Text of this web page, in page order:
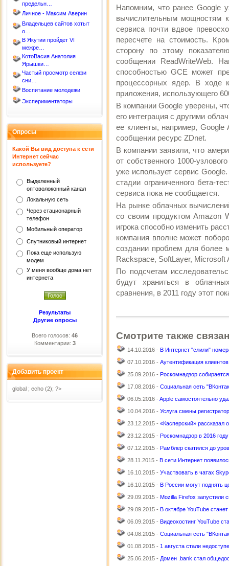
предельн…
Личное - Максим Аверин
Владельцев сайтов хотыт
о…
В Якутии пройдет VI
межре…
КотоВасия Анатолия
Ярышки…
Частый просмотр селфи
сни…
Воспитание молодежи
Экспериментаторы
Опросы
Какой Вы вид доступа к сети
Интернет сейчас
используете?
Выделенный
оптоволоконный канал
Локальную сеть
Через стационарный
телефон
Мобильный оператор
Спутниковый интернет
Пока еще использую
модем
У меня вообще дома нет
интернета
Результаты
Другие опросы
Всего голосов: 46
Комментарии: 3
Добавить проект
global ; echo (2); ?>
Напомним, что ранее Google
вычислительным мощностям
сервиса почти вдвое
пересчете на стоимость.
сторону по этому
сообщении ReadWriteWeb.
способностью GCE может
процессорных ядер. В ходе
приложения, использующего
В компании Google уверены,
его интеграция с другими
ее клиенты, например, Google
сообщении ресурс ZDnet.
В компании заявили, что
от собственного 1000-
уже использует сервис
стадии ограниченного бета-
сервиса пока не сообщается.
На рынке облачных
со своим продуктом Amazon
игрока способно изменить
компания вполне может
создании проблем для более
Rackspace, SoftLayer, Microsoft
По подсчетам
будут храниться в
сравнения, в 2011 году этот
Смотрите также
14.10.2016 - В Интернет "слили"
07.10.2016 - Аутентификация
25.09.2016 - Роскомнадзор
17.08.2016 - Социальная сеть
06.05.2016 - Apple самостоятельно
10.04.2016 - Услуга смены
23.12.2015 - «Касперский» рассказал
23.12.2015 - Роскомнадзор в 2016
07.12.2015 - Рамблер скатился до
28.11.2015 - В сети Интернет
16.10.2015 - Участвовать в чатах
16.10.2015 - В России могут поднять
29.09.2015 - Mozilla Firefox запустили
29.09.2015 - В октябре YouTube
06.09.2015 - Видеохостинг YouTube
04.08.2015 - Социальная сеть
01.08.2015 - 1 августа стали
25.06.2015 - Домен .bank стал